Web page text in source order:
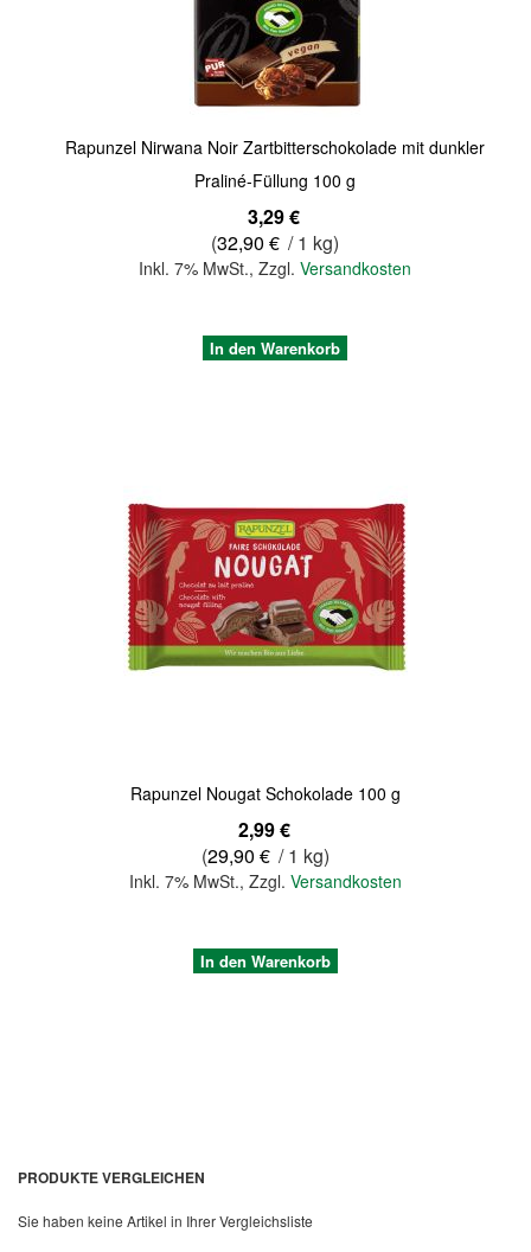
Rapunzel Nirwana Noir Zartbitterschokolade mit dunkler
Praliné-Füllung 100 g
3,29 €
(32,90 € / 1 kg)
Inkl. 7% MwSt.,Zzgl.Versandkosten
In den Warenkorb
Rapunzel Nougat Schokolade 100 g
2,99 €
(29,90 € / 1 kg)
Inkl. 7% MwSt., Zzgl. Versandkosten
In den Warenkorb
PRODUKTE VERGLEICHEN
Sie haben keine Artikel in Ihrer Vergleichsliste